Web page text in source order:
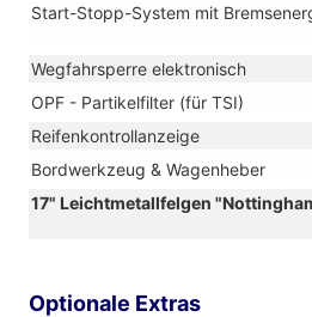
Start-Stopp-System mit
Wegfahrsperre elektronisch
OPF - Partikelfilter (für TSI)
Reifenkontrollanzeige
Bordwerkzeug & Wagenheber
17" Leichtmetallfelgen
Optionale Extras